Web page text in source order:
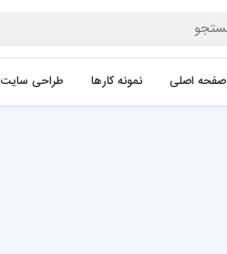
صفحه اصلی نمونه کارها طراحی سایت